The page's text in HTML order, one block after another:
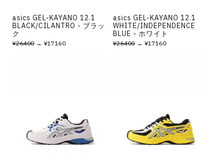
asics GEL-KAYANO 12.1
BLACK/CILANTRO - ブラッ
ク
¥26400→ ¥17160
asics GEL-KAYANO 12.1
WHITE/INDEPENDENCE
BLUE - ホワイト
¥26400→ ¥17160